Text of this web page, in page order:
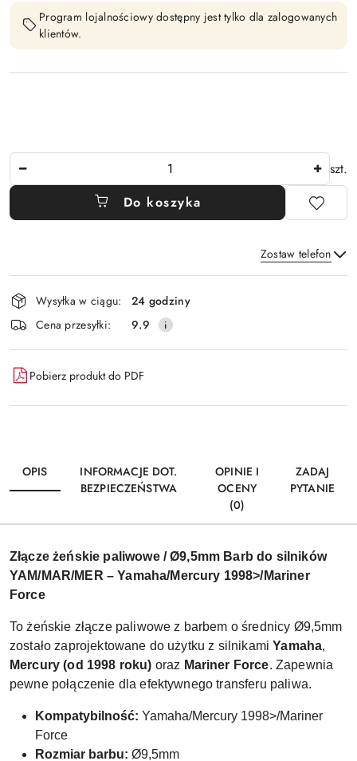
Program lojalnościowy dostępny jest tylko dla zalogowanych
klientów.
szt.
Do koszyka
Zostaw telefon
Wyślij
Dostępność
i
dostawa
Wysyłka w ciągu:
24 godziny
Cena przesyłki:
9.9
Pobierz produkt do PDF
OPIS
INFORMACJE DOT.
BEZPIECZEŃSTWA
OPINIE I
OCENY
(0)
ZADAJ
PYTANIE
Złącze żeńskie paliwowe / Ø9,5mm Barb do silników
YAM/MAR/MER – Yamaha/Mercury 1998>/Mariner
Force
To żeńskie złącze paliwowe z barbem o średnicy Ø9,5mm
zostało zaprojektowane do użytku z silnikamiYamaha,
Mercury (od 1998 roku) oraz Mariner Force. Zapewnia
pewne połączenie dla efektywnego transferu paliwa.
Kompatybilność: Yamaha/Mercury 1998>/Mariner
Force
Rozmiar barbu: Ø9,5mm